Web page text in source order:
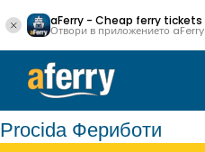
aFerry - Cheap ferry tickets
Отвори в приложението aFerry
Procida Фериботи